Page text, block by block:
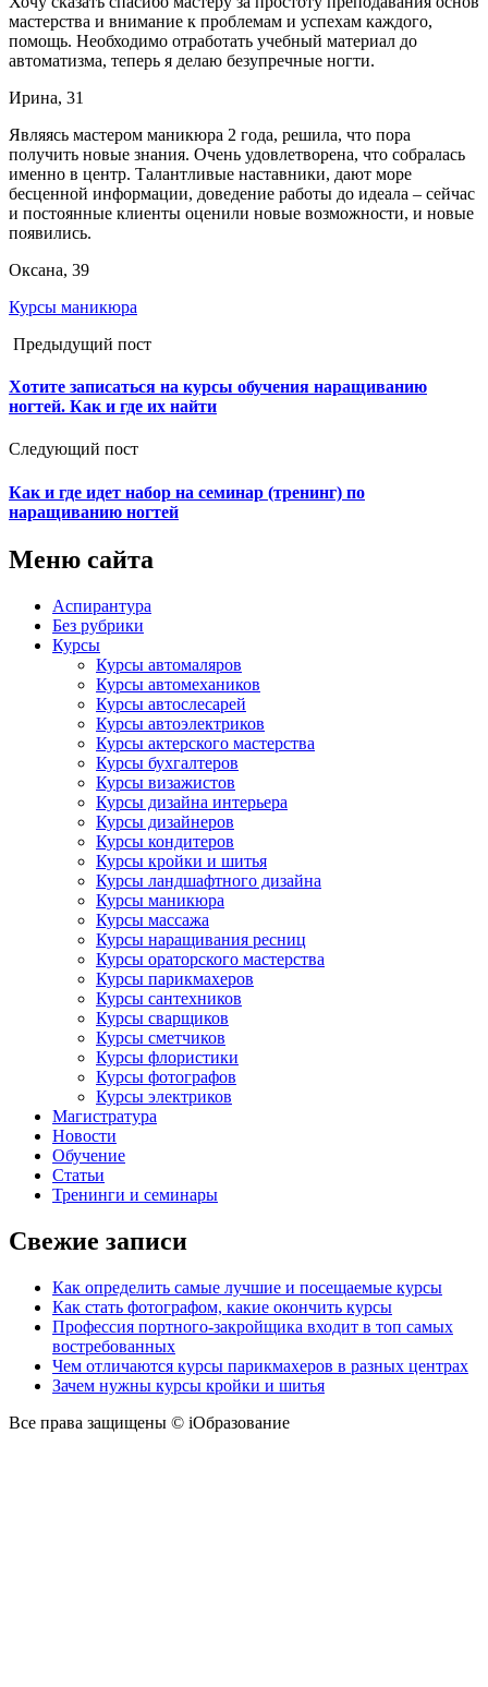
мастерства и внимание к проблемам и успехам каждого,
помощь. Необходимо отработать учебный материал до
автоматизма, теперь я делаю безупречные ногти.
Ирина, 31
Являясь мастером маникюра 2 года, решила, что пора
получить новые знания. Очень удовлетворена, что собралась
именно в центр. Талантливые наставники, дают море
бесценной информации, доведение работы до идеала – сейчас
и постоянные клиенты оценили новые возможности, и новые
появились.
Оксана, 39
Курсы маникюра
Предыдущий пост
Хотите записаться на курсы обучения наращиванию
ногтей. Как и где их найти
Следующий пост
Как и где идет набор на семинар (тренинг) по
наращиванию ногтей
Меню сайта
Аспирантура
Без рубрики
Курсы
Курсы автомаляров
Курсы автомехаников
Курсы автослесарей
Курсы автоэлектриков
Курсы актерского мастерства
Курсы бухгалтеров
Курсы визажистов
Курсы дизайна интерьера
Курсы дизайнеров
Курсы кондитеров
Курсы кройки и шитья
Курсы ландшафтного дизайна
Курсы маникюра
Курсы массажа
Курсы наращивания ресниц
Курсы ораторского мастерства
Курсы парикмахеров
Курсы сантехников
Курсы сварщиков
Курсы сметчиков
Курсы флористики
Курсы фотографов
Курсы электриков
Магистратура
Новости
Обучение
Статьи
Тренинги и семинары
Свежие записи
Как определить самые лучшие и посещаемые курсы
Как стать фотографом, какие окончить курсы
Профессия портного-закройщика входит в топ самых
востребованных
Чем отличаются курсы парикмахеров в разных центрах
Зачем нужны курсы кройки и шитья
Все права защищены © iОбразование